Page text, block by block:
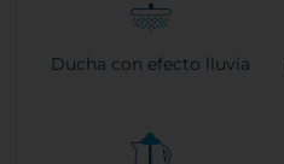
Ducha con efecto lluvia